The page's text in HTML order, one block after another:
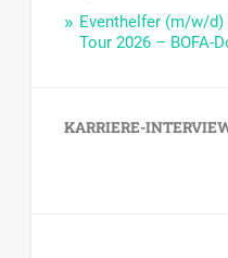
Eventhelfer (m/w/d)
Tour 2026 – BOFA-
KARRIERE-